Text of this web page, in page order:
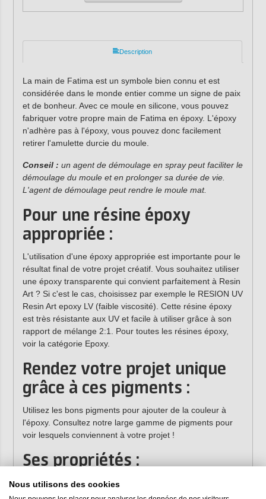
Description
La main de Fatima est un symbole bien connu et est
considérée dans le monde entier comme un signe de paix
et de bonheur. Avec ce moule en silicone, vous pouvez
fabriquer votre propre main de Fatima en époxy. L'époxy
n'adhère pas à l'époxy, vous pouvez donc facilement
retirer l'amulette durcie du moule.
Conseil : un agent de démoulage en spray peut faciliter le
démoulage du moule et en prolonger sa durée de vie.
L'agent de démoulage peut rendre le moule mat.
Pour une résine époxy
appropriée :
L'utilisation d'une époxy appropriée est importante pour le
résultat final de votre projet créatif. Vous souhaitez utiliser
une époxy transparente qui convient parfaitement à Resin
Art ? Si c'est le cas, choisissez par exemple le RESION UV
Resin Art epoxy LV (faible viscosité). Cette résine époxy
est très résistante aux UV et facile à utiliser grâce à son
rapport de mélange 2:1. Pour toutes les résines époxy,
voir la catégorie Epoxy.
Rendez votre projet unique
grâce à ces pigments :
Utilisez les bons pigments pour ajouter de la couleur à
l'époxy. Consultez notre large gamme de pigments pour
voir lesquels conviennent à votre projet !
Ses propriétés :
Forme :main Fatima
Matériau :
Silicone
Nous utilisons des cookies